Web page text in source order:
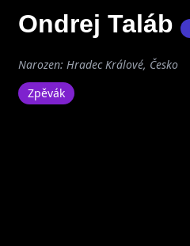
Ondrej Taláb
Narozen: Hradec Králové, Česko
Zpěvák